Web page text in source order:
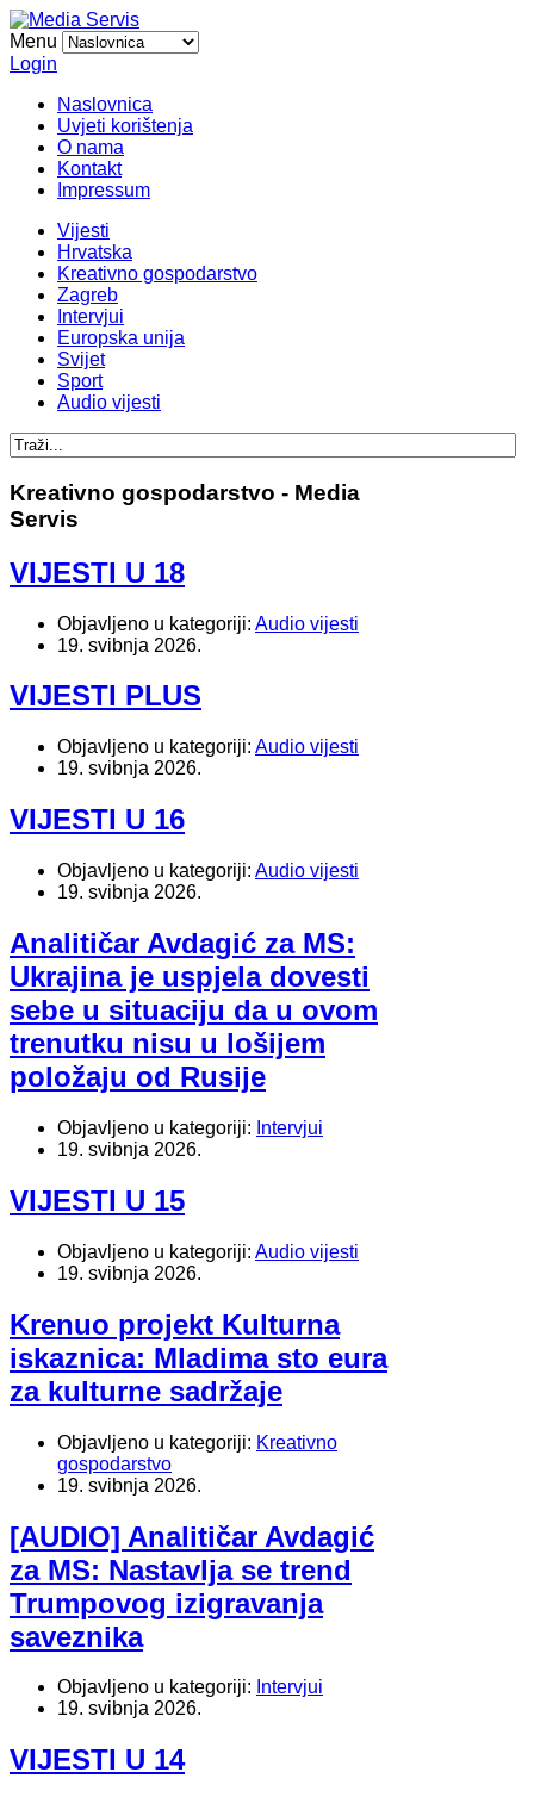
Menu
Login
Naslovnica
Uvjeti korištenja
O nama
Kontakt
Impressum
Vijesti
Hrvatska
Kreativno gospodarstvo
Zagreb
Intervjui
Europska unija
Svijet
Sport
Audio vijesti
Kreativno gospodarstvo - Media
Servis
VIJESTI U 18
Objavljeno u kategoriji: Audio vijesti
19. svibnja 2026.
VIJESTI PLUS
Objavljeno u kategoriji: Audio vijesti
19. svibnja 2026.
VIJESTI U 16
Objavljeno u kategoriji: Audio vijesti
19. svibnja 2026.
Analitičar Avdagić za MS:
Ukrajina je uspjela dovesti
sebe u situaciju da u ovom
trenutku nisu u lošijem
položaju od Rusije
Objavljeno u kategoriji: Intervjui
19. svibnja 2026.
VIJESTI U 15
Objavljeno u kategoriji: Audio vijesti
19. svibnja 2026.
Krenuo projekt Kulturna
iskaznica: Mladima sto eura
za kulturne sadržaje
Objavljeno u kategoriji: Kreativno
gospodarstvo
19. svibnja 2026.
[AUDIO] Analitičar Avdagić
za MS: Nastavlja se trend
Trumpovog izigravanja
saveznika
Objavljeno u kategoriji: Intervjui
19. svibnja 2026.
VIJESTI U 14